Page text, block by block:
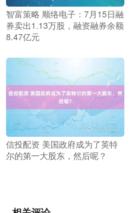
智富策略 顺络电子：7月15日融
券卖出1.13万股，融资融券余额
8.47亿元
信投配资 美国政府成为了英特
尔的第一大股东，然后呢？